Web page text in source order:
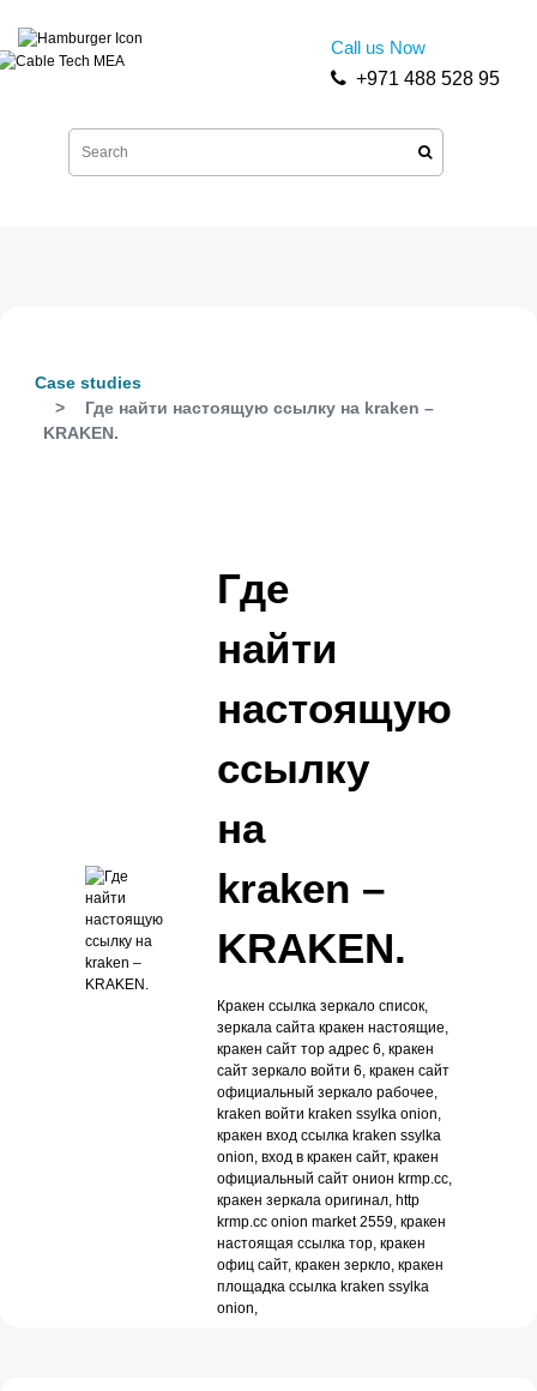
Call us Now
+971 488 528 95
Case studies
Где найти настоящую ссылку на kraken –
KRAKEN.
Где
найти
настоящую
ссылку
на
kraken –
KRAKEN.
Кракен ссылка зеркало список,
зеркала сайта кракен настоящие,
кракен сайт тор адрес 6, кракен
сайт зеркало войти 6, кракен сайт
официальный зеркало рабочее,
kraken войти kraken ssylka onion,
кракен вход ссылка kraken ssylka
onion, вход в кракен сайт, кракен
официальный сайт онион krmp.cc,
кракен зеркала оригинал, http
krmp.cc onion market 2559, кракен
настоящая ссылка тор, кракен
офиц сайт, кракен зеркло, кракен
площадка ссылка kraken ssylka
onion,